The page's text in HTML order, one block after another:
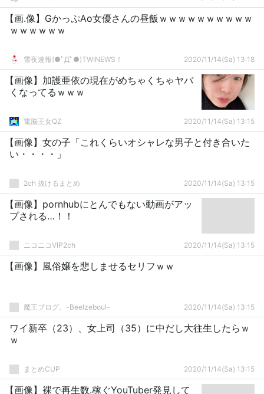
【画.像】GかっぷAo女優さんの昼飯ｗｗｗｗｗｗｗｗｗｗ
ｗｗｗｗｗｗ
雪夜速報(●ﾟДﾟ●)TWINEWS！ 2020/11/14(Sa) 13:18
【画像】加護亜依の現在がめちゃくちゃヤバ
くなってるｗｗｗ
電脳王女QZ 2020/11/14(Sa) 13:15
【画像】女の子「これくらいオシャレな男子と付き合いた
い・・・・」
2ch 抜けるまとめ 2020/11/14(Sa) 13:15
【画像】pornhubにとんでもない動画がアッ
プされる…！！
ニコニコVIP2ch 2020/11/14(Sa) 13:15
【画像】風俗嬢を悲しませるセリフｗｗ
魔王ブログ。-Beelzeboul- 2020/11/14(Sa) 13:15
ワイ新卒（23）、女上司（35）に中だし大往生したらｗ
ｗ
まとめCUP 2020/11/14(Sa) 13:15
【画像】裸で再生数.稼ぐYouTuber発見して